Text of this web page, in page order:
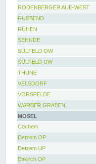
RODENBERGER AUE-WEST
RUSBEND
RÜHEN
SEHNDE
SÜLFELD OW
SÜLFELD UW
THUNE
VELSDORF
VORSFELDE
WARBER GRABEN
MOSEL
Cochem
Detzem OP
Detzem UP
Enkirch OP